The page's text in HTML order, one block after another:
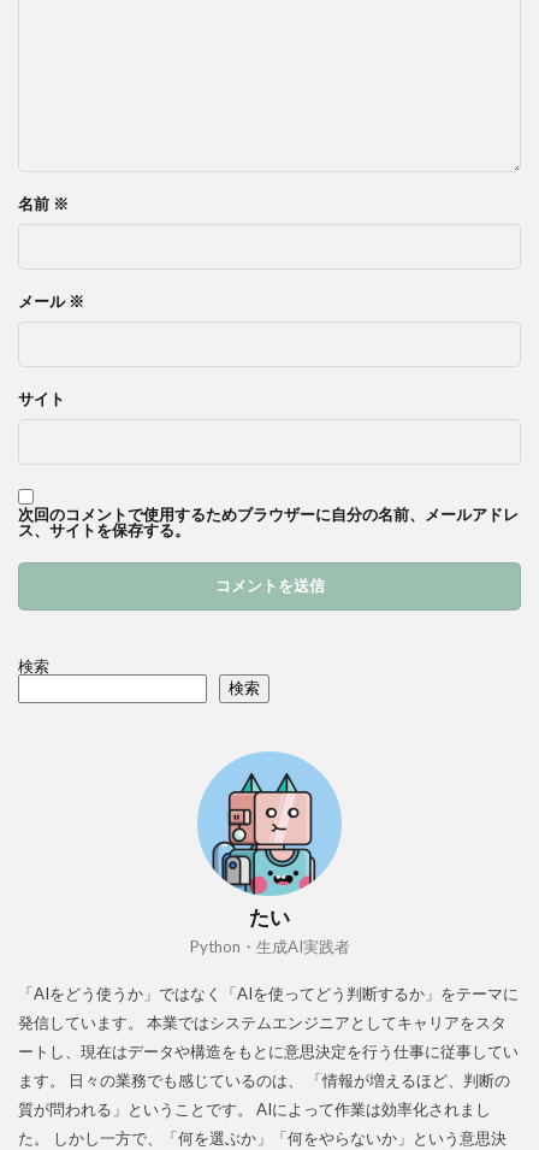
名前 ※
メール ※
サイト
次回のコメントで使用するためブラウザーに自分の名前、メールアドレ
ス、サイトを保存する。
検索
検索
たい
Python・生成AI実践者
「AIをどう使うか」ではなく「AIを使ってどう判断するか」をテーマに
発信しています。 本業ではシステムエンジニアとしてキャリアをスタ
ートし、現在はデータや構造をもとに意思決定を行う仕事に従事してい
ます。 日々の業務でも感じているのは、 「情報が増えるほど、判断の
質が問われる」ということです。 AIによって作業は効率化されまし
た。 しかし一方で、「何を選ぶか」「何をやらないか」という意思決